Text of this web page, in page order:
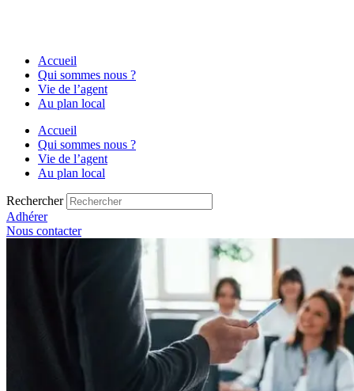
Accueil
Qui sommes nous ?
Vie de l’agent
Au plan local
Accueil
Qui sommes nous ?
Vie de l’agent
Au plan local
Rechercher
Adhérer
Nous contacter